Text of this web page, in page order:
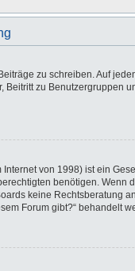
zu schreiben. Auf
zu Benutzergruppen
von 1998) ist ein
benötigen. Wenn
keine Rechtsberatung
Forum gibt?“ behandelt